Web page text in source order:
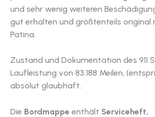
und sehr wenig weiteren
gut erhalten und größtenteils original
Patina.
Zustand und Dokumentation des 911
Laufleistung von 83.188 Meilen,
absolut glaubhaft.
Die Bordmappe enthält Serviceheft,